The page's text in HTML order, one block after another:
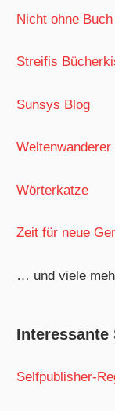
Nicht ohne Buch
Streifis
Sunsys Blog
Weltenwanderer
Wörterkatze
Zeit für neue
… und viele
Interessante
Selfpublisher-